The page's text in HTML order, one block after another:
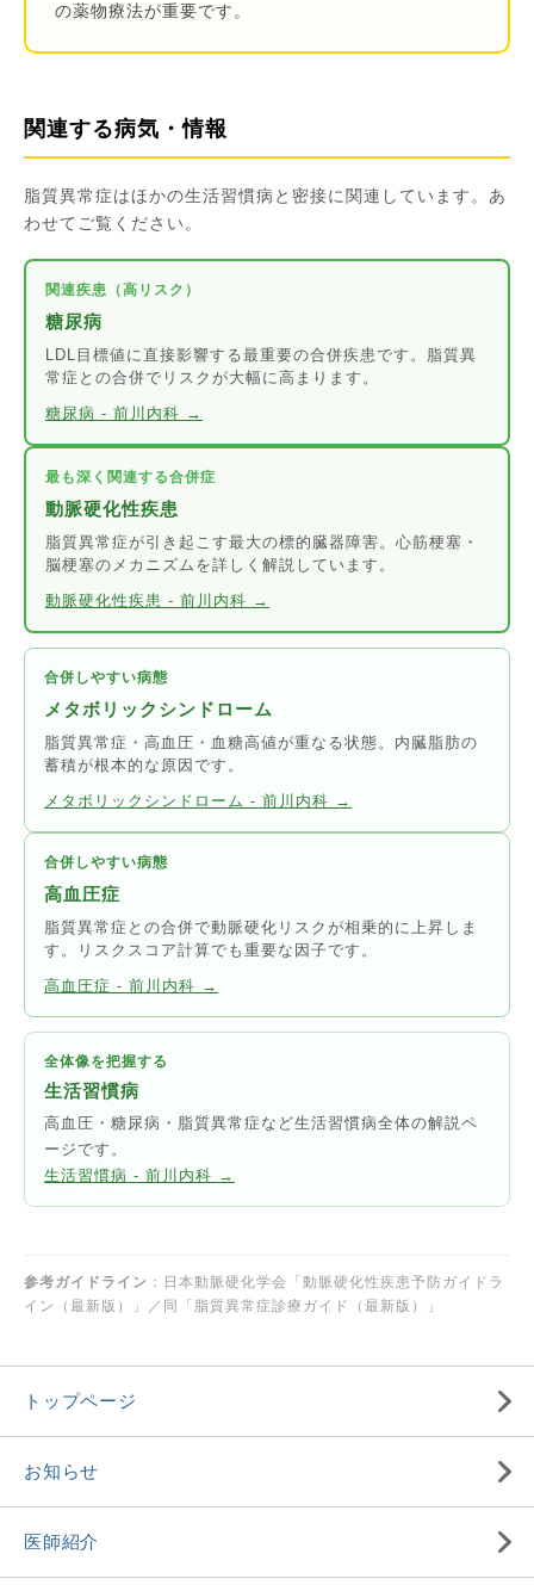
の薬物療法が重要です。
関連する病気・情報
脂質異常症はほかの生活習慣病と密接に関連しています。あ
わせてご覧ください。
関連疾患（高リスク）
糖尿病
LDL目標値に直接影響する最重要の合併疾患です。脂質異
常症との合併でリスクが大幅に高まります。
糖尿病 - 前川内科 →
最も深く関連する合併症
動脈硬化性疾患
脂質異常症が引き起こす最大の標的臓器障害。心筋梗塞・
脳梗塞のメカニズムを詳しく解説しています。
動脈硬化性疾患 - 前川内科 →
合併しやすい病態
メタボリックシンドローム
脂質異常症・高血圧・血糖高値が重なる状態。内臓脂肪の
蓄積が根本的な原因です。
メタボリックシンドローム - 前川内科 →
合併しやすい病態
高血圧症
脂質異常症との合併で動脈硬化リスクが相乗的に上昇しま
す。リスクスコア計算でも重要な因子です。
高血圧症 - 前川内科 →
全体像を把握する
生活習慣病
高血圧・糖尿病・脂質異常症など生活習慣病全体の解説ペ
ージです。
生活習慣病 - 前川内科 →
参考ガイドライン ：日本動脈硬化学会「動脈硬化性疾患予防ガイドラ
イン（最新版）」／同「脂質異常症診療ガイド（最新版）」
トップページ
お知らせ
医師紹介